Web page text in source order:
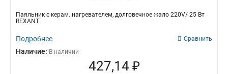
Паяльник с керам. нагревателем, долговечное жало 220V/ 25 Вт
REXANT
Подробнее Сравнить
Наличие: В наличии
427,14 ₽